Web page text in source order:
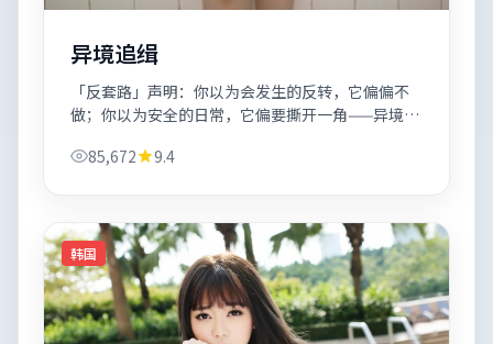
异境追缉
「反套路」声明：你以为会发生的反转，它偏偏不
做；你以为安全的日常，它偏要撕开一角——异境追
85,672
9.4
韩国